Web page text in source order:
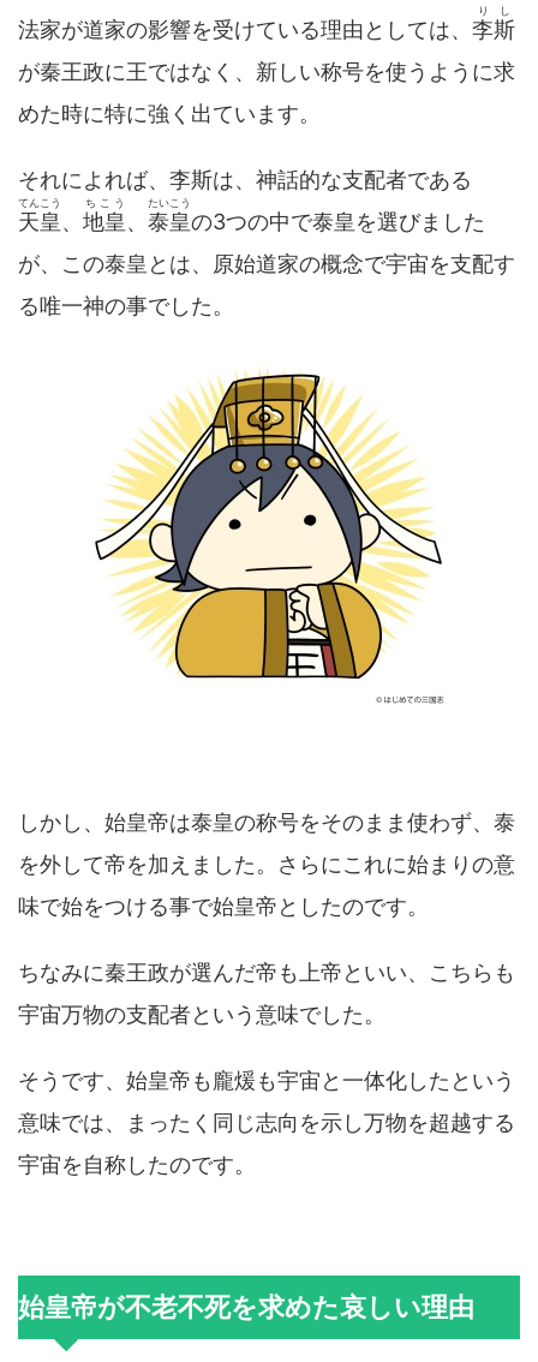
法家が道家の影響を受けている理由としては、 李斯
りし
が秦王政に王ではなく、新しい称号を使うように求
めた時に特に強く出ています。
それによれば、李斯は、神話的な支配者である
天皇
てんこう
、 地皇
ちこう
、 泰皇
たいこう
の3つの中で泰皇を選びました
が、この泰皇とは、原始道家の概念で宇宙を支配す
る唯一神の事でした。
しかし、始皇帝は泰皇の称号をそのまま使わず、泰
を外して帝を加えました。さらにこれに始まりの意
味で始をつける事で始皇帝としたのです。
ちなみに秦王政が選んだ帝も上帝といい、こちらも
宇宙万物の支配者という意味でした。
そうです、始皇帝も龐煖も宇宙と一体化したという
意味では、まったく同じ志向を示し万物を超越する
宇宙を自称したのです。
始皇帝が不老不死を求めた哀しい理由